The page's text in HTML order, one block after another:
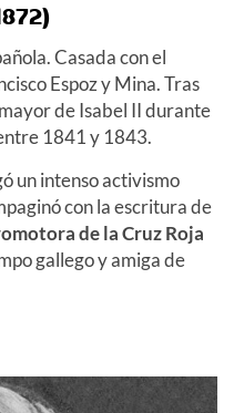
Casada con el
Espoz y Mina. Tras
de Isabel II durante
1841 y 1843.
un intenso activismo
con la escritura de
de la Cruz Roja
gallego y amiga de